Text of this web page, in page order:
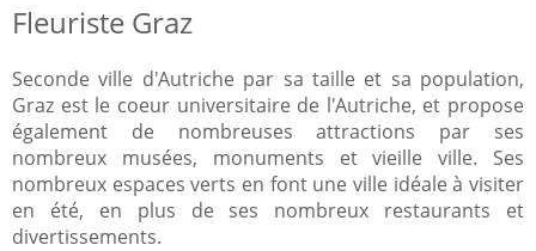
Fleuriste Graz
Seconde ville d'Autriche par sa taille et sa population,
Graz est le coeur universitaire de l'Autriche, et propose
également de nombreuses attractions par ses
nombreux musées, monuments et vieille ville. Ses
nombreux espaces verts en font une ville idéale à visiter
en été, en plus de ses nombreux restaurants et
divertissements.